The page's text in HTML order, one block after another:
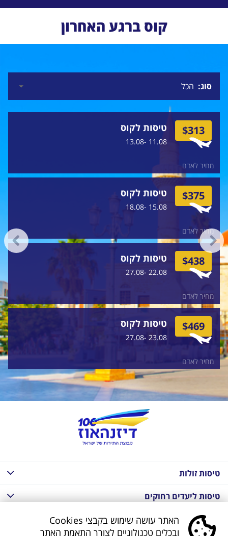
קוס ברגע האחרון
סוג
$313
מחיר לאדם
טיסות לקוס
11.08 -13.08
$375
מחיר לאדם
טיסות לקוס
15.08 -18.08
$438
מחיר לאדם
טיסות לקוס
22.08 -27.08
$469
מחיר לאדם
טיסות לקוס
23.08 -27.08
טיסות זולות
טיסות ליעדים רחוקים
חבילות נופש בחו"ל
האתר עושה שימוש בקבצי Cookies
ובכלים טכנולוגיים לצורך התאמת האתר